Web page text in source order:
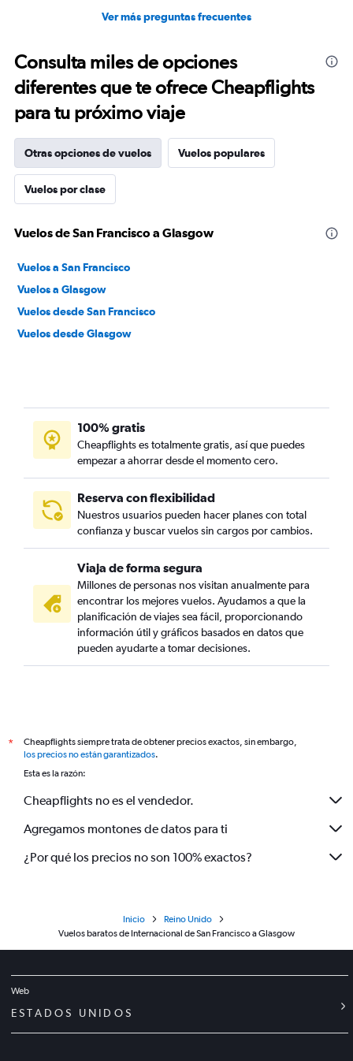
Ver más preguntas frecuentes
Consulta miles de opciones
diferentes que te ofrece Cheapflights
para tu próximo viaje
Otras opciones de vuelos Vuelos populares
Vuelos por clase
Vuelos de San Francisco a Glasgow
Vuelos a San Francisco
Vuelos a Glasgow
Vuelos desde San Francisco
Vuelos desde Glasgow
100% gratis
Cheapflights es totalmente gratis, así que puedes
empezar a ahorrar desde el momento cero.
Reserva con flexibilidad
Nuestros usuarios pueden hacer planes con total
confianza y buscar vuelos sin cargos por cambios.
Viaja de forma segura
Millones de personas nos visitan anualmente para
encontrar los mejores vuelos. Ayudamos a que la
planificación de viajes sea fácil, proporcionando
información útil y gráficos basados en datos que
pueden ayudarte a tomar decisiones.
*
Cheapflights siempre trata de obtener precios exactos, sin embargo,
los precios no están garantizados.
Esta es la razón:
Cheapflights no es el vendedor.
Agregamos montones de datos para ti
¿Por qué los precios no son 100% exactos?
Inicio
Reino Unido
Vuelos baratos de Internacional de San Francisco a Glasgow
Web
ESTADOS UNIDOS